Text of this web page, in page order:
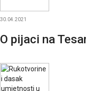
30.04.2021
O pijaci na